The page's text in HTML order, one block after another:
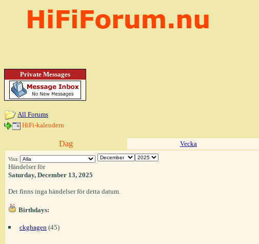
Private Messages
All Forums
HiFi-kalendern
Dag Vecka
Visa:
Händelser för
Saturday, December 13, 2025
Det finns inga händelser för detta datum.
Birthdays:
ckghagen (45)